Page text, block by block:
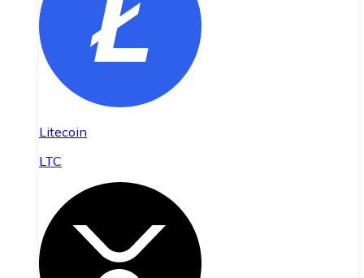
Litecoin
LTC